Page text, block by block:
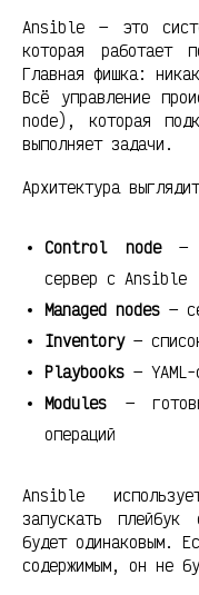
Ansible — это
которая работает
Главная фишка:
Всё управление
node), которая
выполняет задачи.
Архитектура
Control node—
сервер с Ansible
Managed nodes —
Inventory—
Playbooks —
Modules —
операций
Ansible
запускать
будет одинаковым.
содержимым, он не